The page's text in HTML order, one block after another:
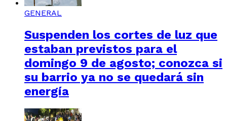
GENERAL
Suspenden los cortes de luz que
estaban previstos para el
domingo 9 de agosto; conozca si
su barrio ya no se quedará sin
energía